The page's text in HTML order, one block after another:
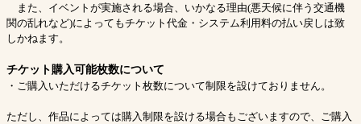
また、イベントが実施される場合、いかなる理由(悪天候に伴う交通機
関の乱れなど)によってもチケット代金・システム利用料の払い戻しは致
しかねます。
チケット購入可能枚数について
・ご購入いただけるチケット枚数について制限を設けておりません。
ただし、作品によっては購入制限を設ける場合もございますので、ご購入